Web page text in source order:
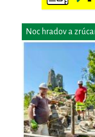
Noc hradov a